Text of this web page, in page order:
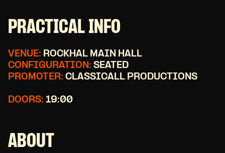
PRACTICAL INFO
VENUE: ROCKHAL MAIN HALL
CONFIGURATION: SEATED
PROMOTER: CLASSICALL PRODUCTIONS
DOORS: 19:00
ABOUT